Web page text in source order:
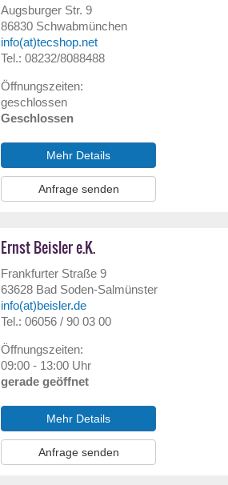
Augsburger Str. 9
86830 Schwabmünchen
info(at)tecshop.net
Tel.: 08232/8088488
Öffnungszeiten:
geschlossen
Geschlossen
Mehr Details
Anfrage senden
Ernst Beisler e.K.
Frankfurter Straße 9
63628 Bad Soden-Salmünster
info(at)beisler.de
Tel.: 06056 / 90 03 00
Öffnungszeiten:
09:00 - 13:00 Uhr
gerade geöffnet
Mehr Details
Anfrage senden